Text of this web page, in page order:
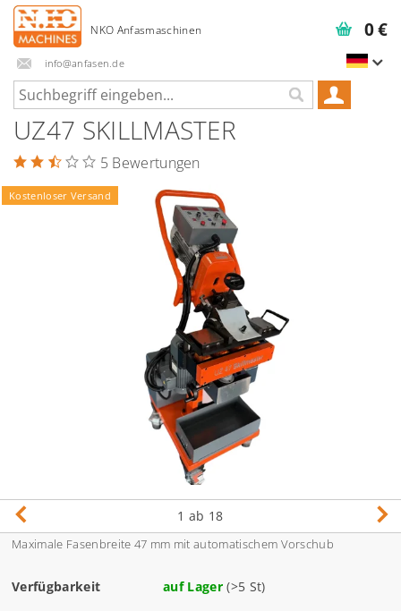
info@anfasen.de
0 €
UZ47 SKILLMASTER
5 Bewertungen
Kostenloser Versand
1 ab 18
Maximale Fasenbreite 47 mm mit automatischem Vorschub
Verfügbarkeit auf Lager (>5 St)